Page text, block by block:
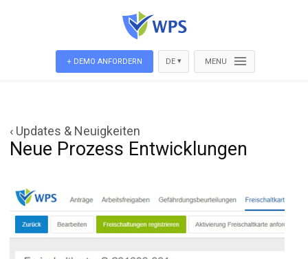
+ DEMO ANFORDERN DE ▾ MENU
‹ Updates & Neuigkeiten
Neue Prozess Entwicklungen